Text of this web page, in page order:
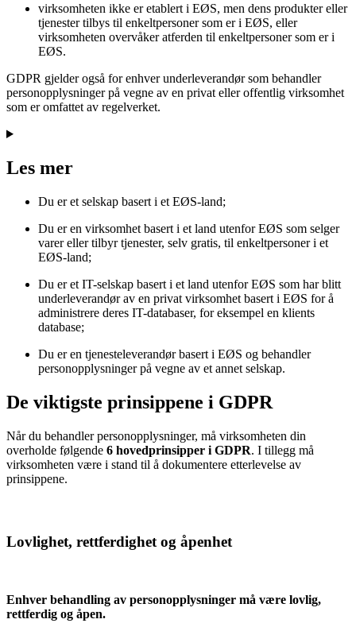
virksomheten ikke er etablert i EØS, men dens produkter eller
tjenester tilbys til enkeltpersoner som er i EØS, eller
virksomheten overvåker atferden til enkeltpersoner som er i
EØS.
GDPR gjelder også for enhver underleverandør som behandler
personopplysninger på vegne av en privat eller offentlig virksomhet
som er omfattet av regelverket.
Les mer
Du er et selskap basert i et EØS-land;
Du er en virksomhet basert i et land utenfor EØS som selger
varer eller tilbyr tjenester, selv gratis, til enkeltpersoner i et
EØS-land;
Du er et IT-selskap basert i et land utenfor EØS som har blitt
underleverandør av en privat virksomhet basert i EØS for å
administrere deres IT-databaser, for eksempel en klients
database;
Du er en tjenesteleverandør basert i EØS og behandler
personopplysninger på vegne av et annet selskap.
De viktigste prinsippene i GDPR
Når du behandler personopplysninger, må virksomheten din
overholde følgende 6 hovedprinsipper i GDPR. I tillegg må
virksomheten være i stand til å dokumentere etterlevelse av
prinsippene.
Lovlighet, rettferdighet og åpenhet
Enhver behandling av personopplysninger må være lovlig,
rettferdig og åpen.